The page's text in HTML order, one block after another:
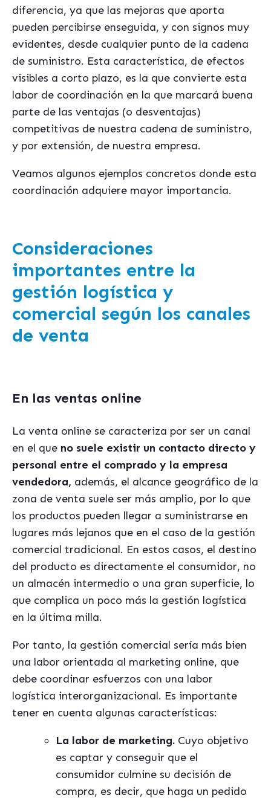
diferencia, ya que las mejoras que aporta
pueden percibirse enseguida, y con signos muy
evidentes, desde cualquier punto de la cadena
de suministro. Esta característica, de efectos
visibles a corto plazo, es la que convierte esta
labor de coordinación en la que marcará buena
parte de las ventajas (o desventajas)
competitivas de nuestra cadena de suministro,
y por extensión, de nuestra empresa.
Veamos algunos ejemplos concretos donde esta
coordinación adquiere mayor importancia.
Consideraciones
importantes entre la
gestión logística y
comercial según los canales
de venta
En las ventas online
La venta online se caracteriza por ser un canal
en el que no suele existir un contacto directo y
personal entre el comprado y la empresa
vendedora, además, el alcance geográfico de la
zona de venta suele ser más amplio, por lo que
los productos pueden llegar a suministrarse en
lugares más lejanos que en el caso de la gestión
comercial tradicional. En estos casos, el destino
del producto es directamente el consumidor, no
un almacén intermedio o una gran superficie, lo
que complica un poco más la gestión logística
en la última milla.
Por tanto, la gestión comercial sería más bien
una labor orientada al marketing online, que
debe coordinar esfuerzos con una labor
logística interorganizacional. Es importante
tener en cuenta algunas características:
La labor de marketing. Cuyo objetivo
es captar y conseguir que el
consumidor culmine su decisión de
compra, es decir, que haga un pedido